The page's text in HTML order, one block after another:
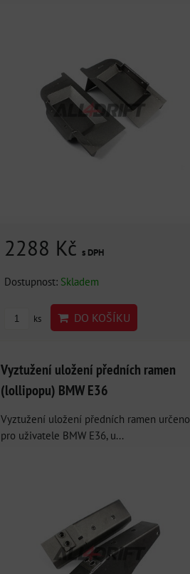
2288 Kčs DPH
Dostupnost: Skladem
ks DO KOŠÍKU
Vyztužení uložení předních ramen
(lollipopu) BMW E36
Vyztužení uložení předních ramen určeno
pro uživatele BMW E36, u...